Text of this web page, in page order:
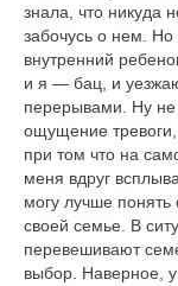
знала, что никуда
забочусь о нем. Но
внутренний
и я ― бац, и
перерывами. Ну не
ощущение
при том что на
меня вдруг
могу лучше
своей семье. В
перевешивают
выбор. Наверное,